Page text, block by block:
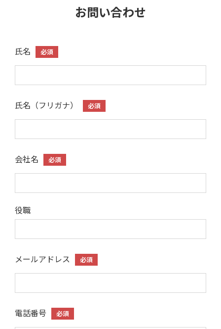
お問い合わせ
氏名 必須
氏名（フリガナ） 必須
会社名 必須
役職
メールアドレス 必須
電話番号 必須